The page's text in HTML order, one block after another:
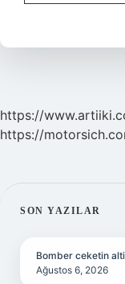
https://
https://
SON YAZILAR
Bomber ceketin
Ağustos 6, 2026